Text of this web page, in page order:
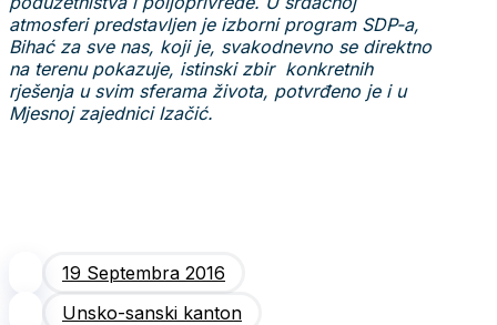
atmosferi predstavljen je izborni program SDP-a,
Bihać za sve nas, koji je, svakodnevno se direktno
na terenu pokazuje, istinski zbir konkretnih
rješenja u svim sferama života, potvrđeno je i u
Mjesnoj zajednici Izačić.
19 Septembra 2016
Unsko-sanski kanton